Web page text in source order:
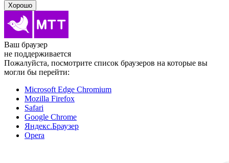
Хорошо
Ваш браузер
не поддерживается
Пожалуйста, посмотрите список браузеров на которые вы
могли бы перейти:
Microsoft Edge Chromium
Mozilla Firefox
Safari
Google Chrome
Яндекс.Браузер
Opera